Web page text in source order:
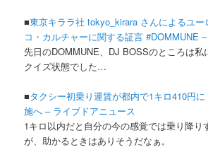
■東京キララ社 tokyo_kirara さんによるユー
コ・カルチャーに関する証言 #DOMMUNE
先日のDOMMUNE、DJ BOSSのところは私
クイズ状態でした…
■タクシー初乗り運賃が都内で1キロ410円
施へ – ライブドアニュース
1キロ以内だと自分の今の感覚では乗り降り
が、助かるときはありそうだなぁ。